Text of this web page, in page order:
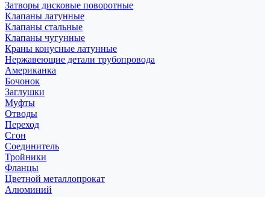
Затворы дисковые поворотные
Клапаны латунные
Клапаны стальные
Клапаны чугунные
Краны конусные латунные
Нержавеющие детали трубопровода
Американка
Бочонок
Заглушки
Муфты
Отводы
Переход
Сгон
Соединитель
Тройники
Фланцы
Цветной металлопрокат
Алюминий